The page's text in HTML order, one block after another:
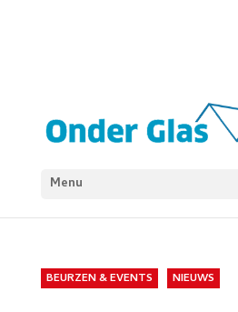
Menu
BEURZEN & EVENTS NIEUWS